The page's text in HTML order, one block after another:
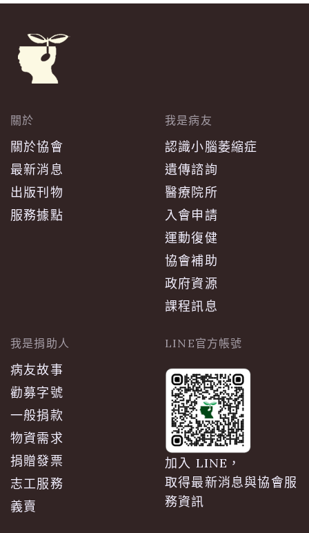
關於
關於協會
最新消息
出版刊物
服務據點
我是病友
認識小腦萎縮症
遺傳諮詢
醫療院所
入會申請
運動復健
協會補助
政府資源
課程訊息
我是捐助人
病友故事
勸募字號
一般捐款
物資需求
捐贈發票
志工服務
義賣
LINE官方帳號
加入 LINE，
取得最新消息與協會服
務資訊